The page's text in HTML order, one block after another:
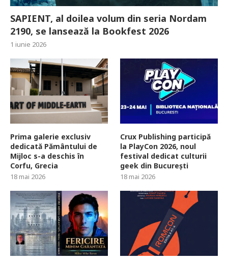
SAPIENT, al doilea volum din seria Nordam
2190, se lansează la Bookfest 2026
1 iunie 2026
Prima galerie exclusiv
dedicată Pământului de
Mijloc s-a deschis în
Corfu, Grecia
18 mai 2026
Crux Publishing participă
la PlayCon 2026, noul
festival dedicat culturii
geek din București
18 mai 2026